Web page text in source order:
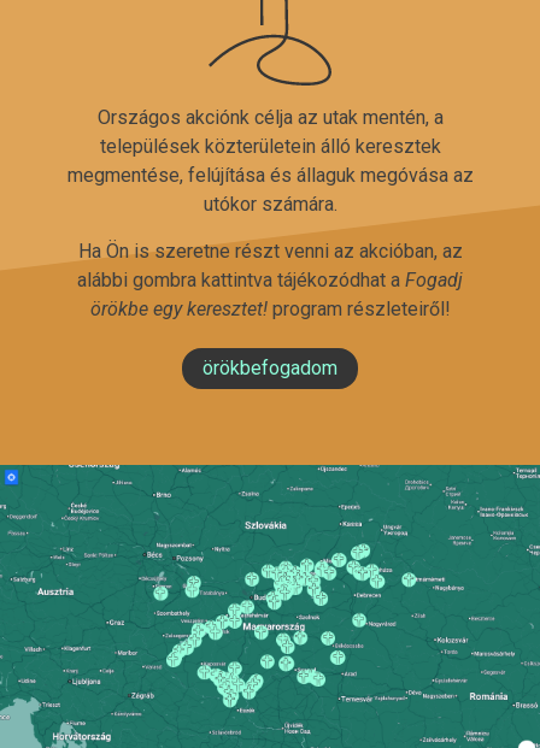
Országos akciónk célja az utak mentén, a
települések közterületein álló keresztek
megmentése, felújítása és állaguk megóvása az
utókor számára.
Ha Ön is szeretne részt venni az akcióban, az
alábbi gombra kattintva tájékozódhat a Fogadj
örökbe egy keresztet!program részleteiről!
örökbefogadom